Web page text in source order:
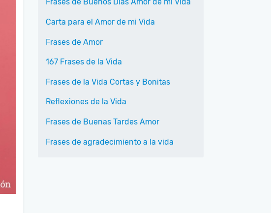
Frases de Buenos Días Amor de mi Vida
Carta para el Amor de mi Vida
Frases de Amor
167 Frases de la Vida
Frases de la Vida Cortas y Bonitas
Reflexiones de la Vida
Frases de Buenas Tardes Amor
Frases de agradecimiento a la vida